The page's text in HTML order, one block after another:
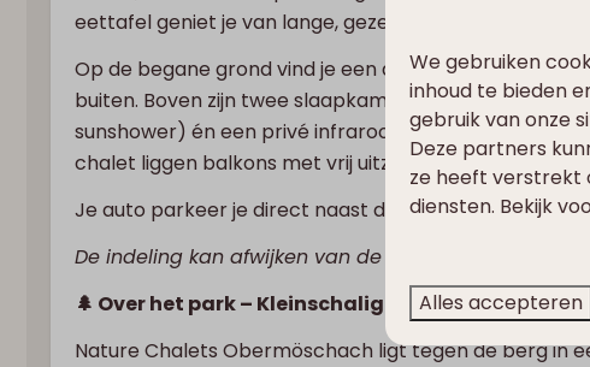
eettafel geniet je van lange, gezellige avonden.
Op de begane grond vind je een apart toilet en een
buiten. Boven zijn twee slaapkamers met
sunshower) én een privé infrarood sauna voor dat
chalet liggen balkons met vrij uitzicht.
Je auto parkeer je direct naast de deur. Hier laad je
De indeling kan afwijken van de foto’s, maar het
🌲 Over het park – Kleinschalig en natuurlijk
Nature Chalets Obermöschach ligt tegen de berg in
We gebruiken
inhoud te bieden
gebruik van onze
Deze partners
ze heeft verstrekt
diensten. Bekijk
Alles accepteren